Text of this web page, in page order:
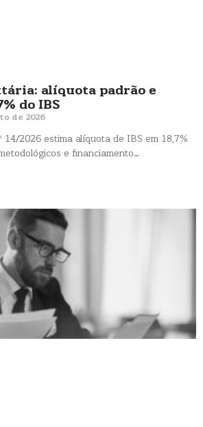
alíquota padrão e
do IBS
de 2026
14/2026 estima alíquota de IBS em 18,7%
e financiamento…